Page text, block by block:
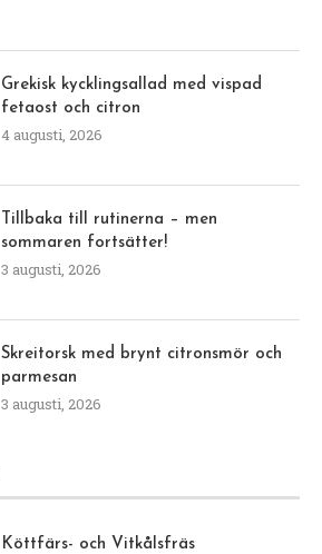
Grekisk kycklingsallad med vispad
fetaost och citron
4 augusti, 2026
Tillbaka till rutinerna – men
sommaren fortsätter!
3 augusti, 2026
Skreitorsk med brynt citronsmör och
parmesan
3 augusti, 2026
Köttfärs- och Vitkålsfräs